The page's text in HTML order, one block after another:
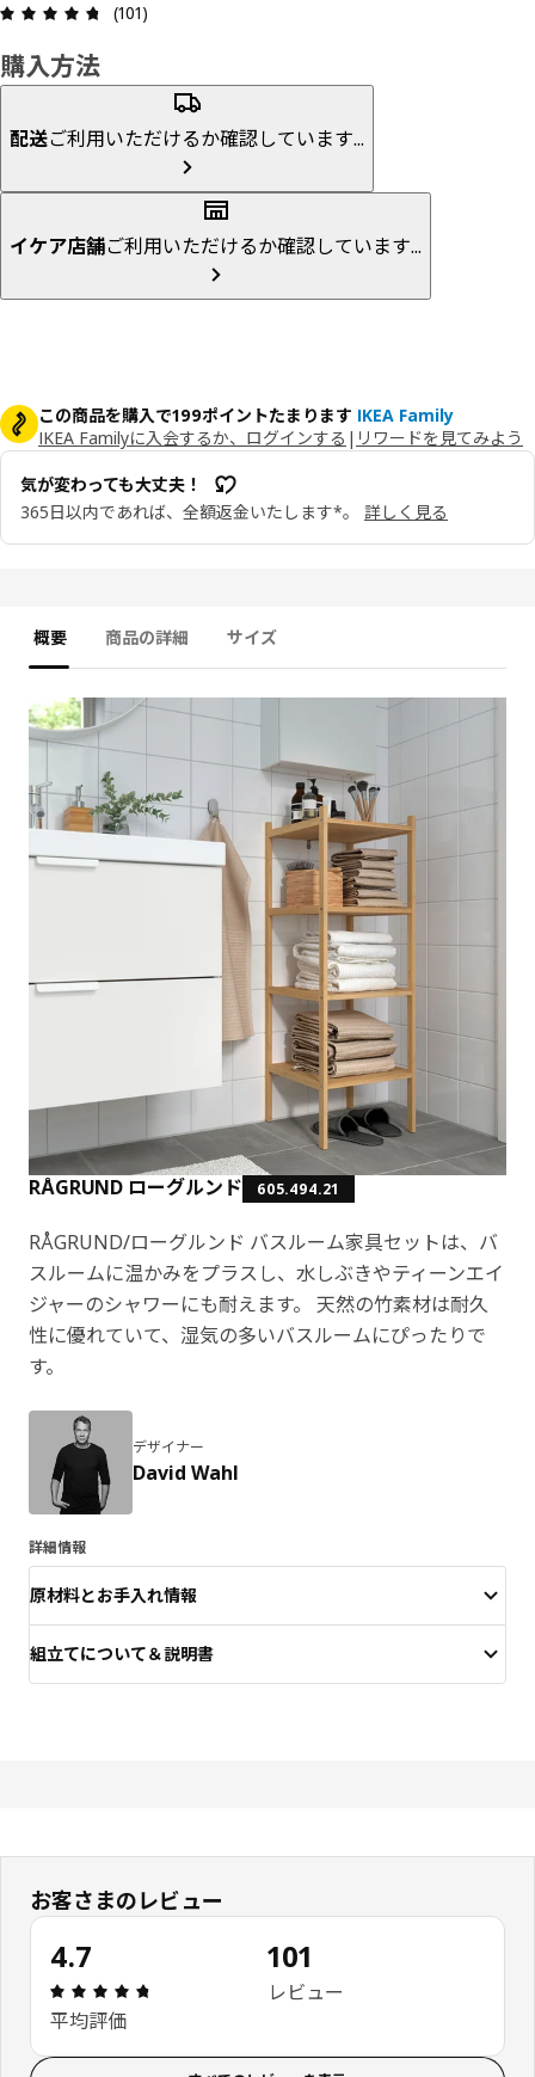
(101)
購入方法
配送ご利用いただけるか確認しています...
イケア店舗ご利用いただけるか確認しています...
この商品を購入で199ポイントたまります IKEA Family
IKEA Familyに入会するか、ログインする | リワードを見てみよう
気が変わっても大丈夫！
365日以内であれば、全額返金いたします*。
詳しく見る
概要 商品の詳細 サイズ
RÅGRUND ローグルンド 605.494.21
RÅGRUND/ローグルンド バスルーム家具セットは、バ
スルームに温かみをプラスし、水しぶきやティーンエイ
ジャーのシャワーにも耐えます。 天然の竹素材は耐久
性に優れていて、湿気の多いバスルームにぴったりで
す。
デザイナー
David Wahl
詳細情報
原材料とお手入れ情報
組立てについて＆説明書
お客さまのレビュー
4.7
レビュー: 4.7 5 星の数 総レビュー: 101
平均評価
101
レビュー